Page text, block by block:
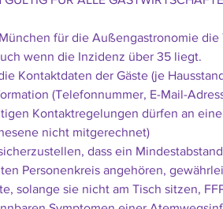
für die Außengastronomie
wenn die Inzidenz über 35 liegt.
Kontaktdaten der Gäste (je
(Telefonnummer, E-Mail-
Kontaktregelungen dürfen an
nicht mitgerechnet)
dass ein
Personenkreis angehören,
solange sie nicht am Tisch sitzen,